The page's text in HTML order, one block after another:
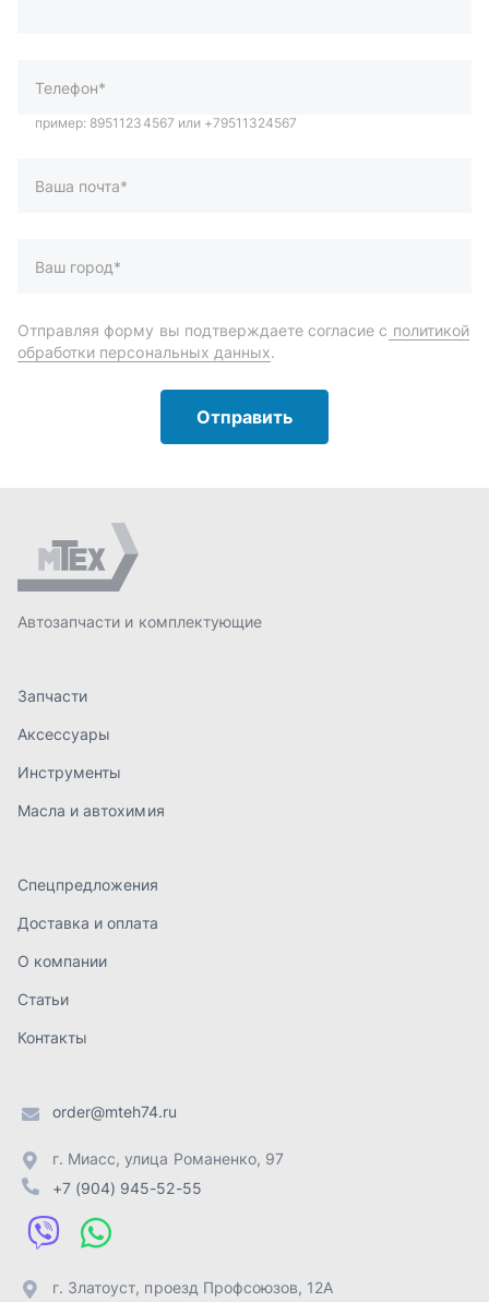
Отправить
Автозапчасти и комплектующие
Масла и автохимия
Спецпредложения
Доставка и оплата
Контакты
order@mteh74.ru
+7 (904) 945-52-55
г. Златоуст
г. Челябинск
+7 (904) 945-04-44
Отправить заявку